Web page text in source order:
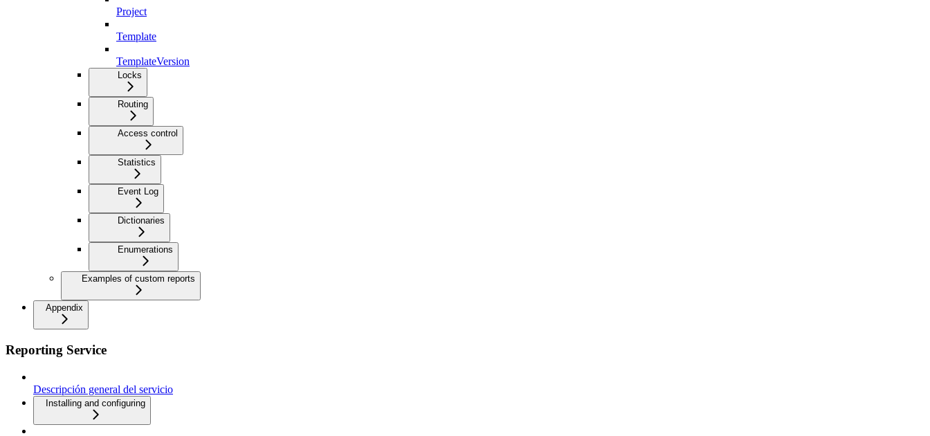
Project
Template
TemplateVersion
Locks
Routing
Access control
Statistics
Event Log
Dictionaries
Enumerations
Examples of custom reports
Appendix
Reporting Service
Descripción general del servicio
Installing and configuring